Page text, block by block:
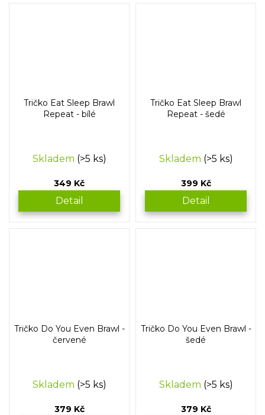
Tričko Eat Sleep Brawl
Repeat - bílé
Skladem (>5 ks)
349 Kč
Detail
Tričko Eat Sleep Brawl
Repeat - šedé
Skladem (>5 ks)
399 Kč
Detail
Tričko Do You Even Brawl -
červené
Skladem (>5 ks)
379 Kč
Tričko Do You Even Brawl -
šedé
Skladem (>5 ks)
379 Kč